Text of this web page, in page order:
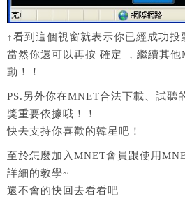
↑看到這個視窗就表示你已經成功投
當然你還可以再按 確定 ，繼續其
動！！
PS.另外你在MNET合法下載、試聽
獎重要依據哦！！
快去支持你喜歡的韓星吧！
至於怎麼加入MNET會員跟使用
詳細的教學~
還不會的快回去看看吧